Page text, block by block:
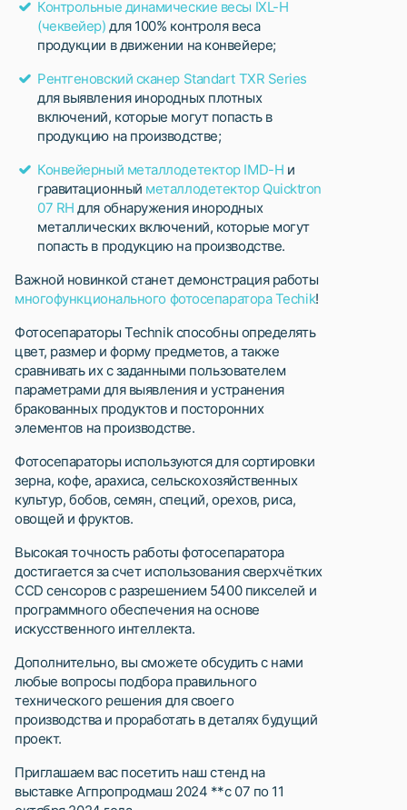
Контрольные динамические весы IXL-H
(чеквейер) для 100% контроля веса
продукции в движении на конвейере;
Рентгеновский сканер Standart TXR Series
для выявления инородных плотных
включений, которые могут попасть в
продукцию на производстве;
Конвейерный металлодетектор IMD-H и
гравитационный металлодетектор Quicktron
07 RH для обнаружения инородных
металлических включений, которые могут
попасть в продукцию на производстве.
Важной новинкой станет демонстрация работы
многофункционального фотосепаратора Techik!
Фотосепараторы Technik способны определять
цвет, размер и форму предметов, а также
сравнивать их с заданными пользователем
параметрами для выявления и устранения
бракованных продуктов и посторонних
элементов на производстве.
Фотосепараторы используются для сортировки
зерна, кофе, арахиса, сельскохозяйственных
культур, бобов, семян, специй, орехов, риса,
овощей и фруктов.
Высокая точность работы фотосепаратора
достигается за счет использования сверхчётких
CCD сенсоров с разрешением 5400 пикселей и
программного обеспечения на основе
искусственного интеллекта.
Дополнительно, вы сможете обсудить с нами
любые вопросы подбора правильного
технического решения для своего
производства и проработать в деталях будущий
проект.
Приглашаем вас посетить наш стенд на
выставке Агпропродмаш 2024 **с 07 по 11